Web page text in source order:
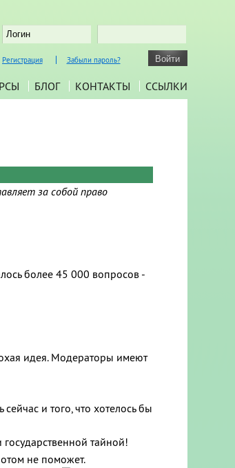
Регистрация Забыли пароль?
БЛОГ КОНТАКТЫ ССЫЛКИ
за собой право
более 45 000 вопросов -
идея. Модераторы имеют
и того, что хотелось бы
тайной!
не поможет.